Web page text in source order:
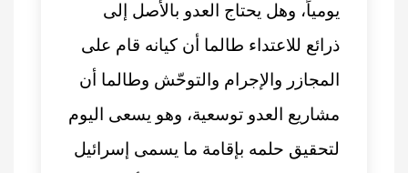
يومياً، وهل يحتاج العدو بالأصل إلى
ذرائع للاعتداء طالما أن كيانه قام على
المجازر والإجرام والتوحّش وطالما أن
مشاريع العدو توسعية، وهو يسعى اليوم
لتحقيق حلمه بإقامة ما يسمى إسرائيل